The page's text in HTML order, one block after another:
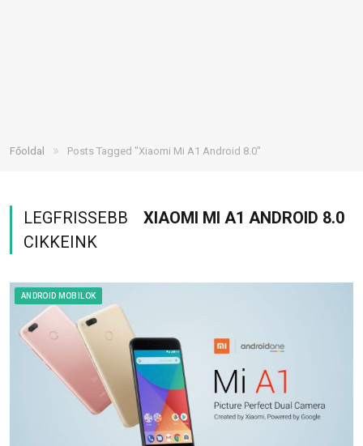
Főoldal » Posts Tagged "Xiaomi Mi A1 Android 8.0"
LEGFRISSEBB
XIAOMI MI A1 ANDROID 8.0
CIKKEINK
ANDROID MOBILOK